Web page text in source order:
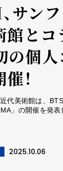
サンフ
館とコ
の個人
！
代美術館は、
」の開催を発表
2025.10.06